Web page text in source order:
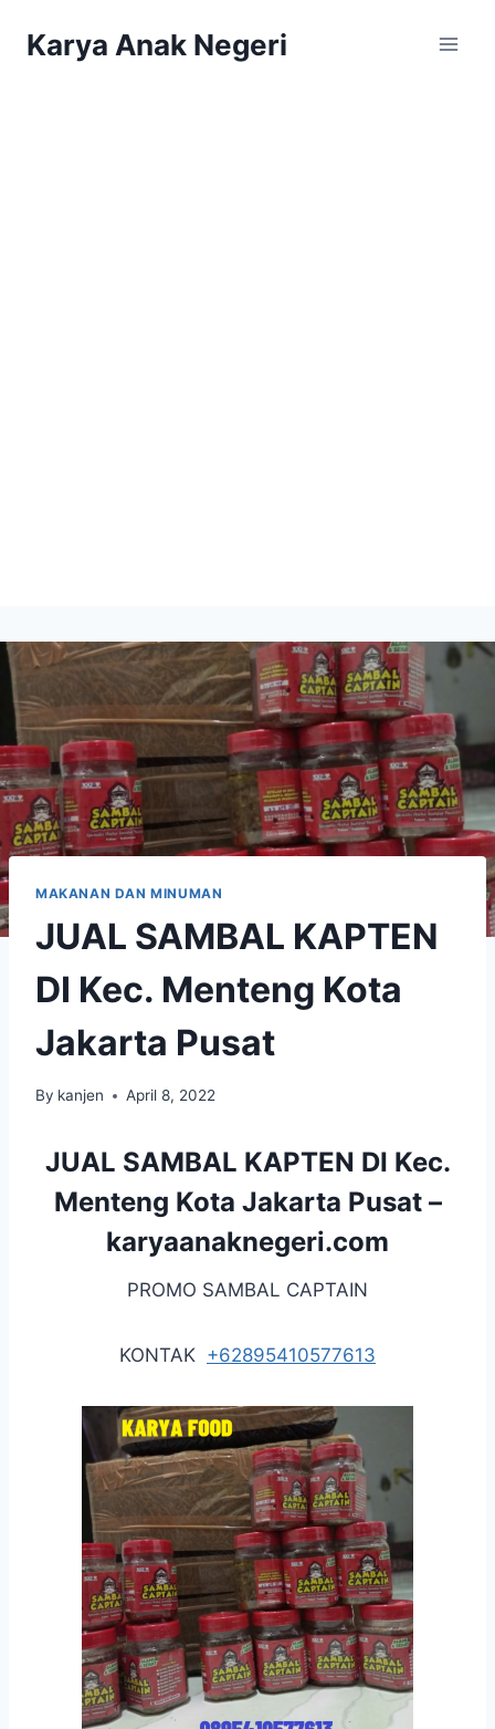
Karya Anak Negeri
MAKANAN DAN MINUMAN
JUAL SAMBAL KAPTEN
DI Kec. Menteng Kota
Jakarta Pusat
By kanjen April 8, 2022
JUAL SAMBAL KAPTEN DI Kec.
Menteng Kota Jakarta Pusat –
karyaanaknegeri.com
PROMO SAMBAL CAPTAIN
KONTAK +62895410577613